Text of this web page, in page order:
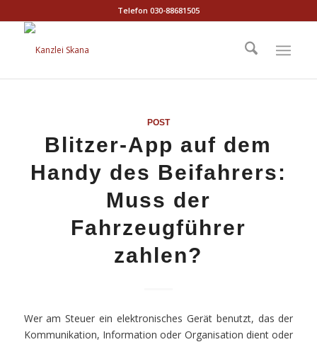
Telefon 030-88681505
POST
Blitzer-App auf dem
Handy des Beifahrers:
Muss der
Fahrzeugführer
zahlen?
Wer am Steuer ein elektronisches Gerät benutzt, das der
Kommunikation, Information oder Organisation dient oder